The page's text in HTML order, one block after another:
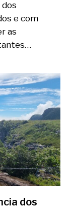
e com
as
dos